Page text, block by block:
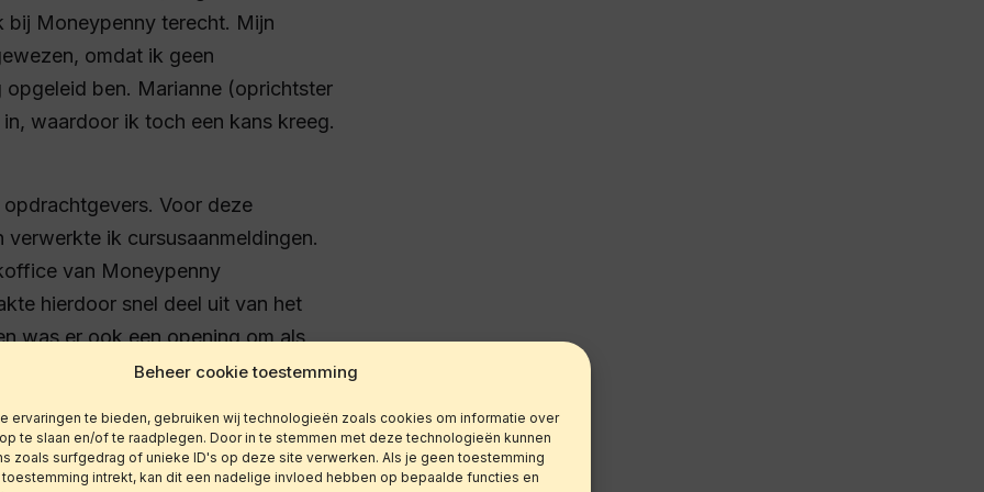
Beheer cookie toestemming
ervaringen te bieden, gebruiken wij technologieën zoals cookies om informatie over
te slaan en/of te raadplegen. Door in te stemmen met deze technologieën kunnen
zoals surfgedrag of unieke ID's op deze site verwerken. Als je geen toestemming
intrekt, kan dit een nadelige invloed hebben op bepaalde functies en
bij Moneypenny terecht. Mijn
omdat ik geen
ben. Marianne (oprichtster
waardoor ik toch een kans kreeg.
Voor deze
verwerkte ik cursusaanmeldingen.
van Moneypenny
hierdoor snel deel uit van het
was er ook een opening om als
was toen een klein bedrijf, dus de
Zodoende combineerde ik op
en mijn opdrachten als